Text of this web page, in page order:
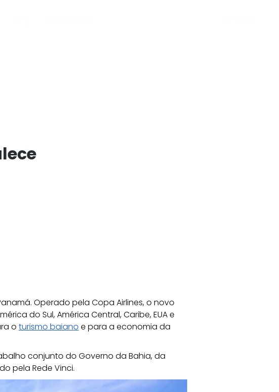
Operado pela Copa Airlines, o novo
do Sul, América Central, Caribe, EUA e
o turismo baiano e para a economia da
conjunto do Governo da Bahia, da
pela Rede Vinci.